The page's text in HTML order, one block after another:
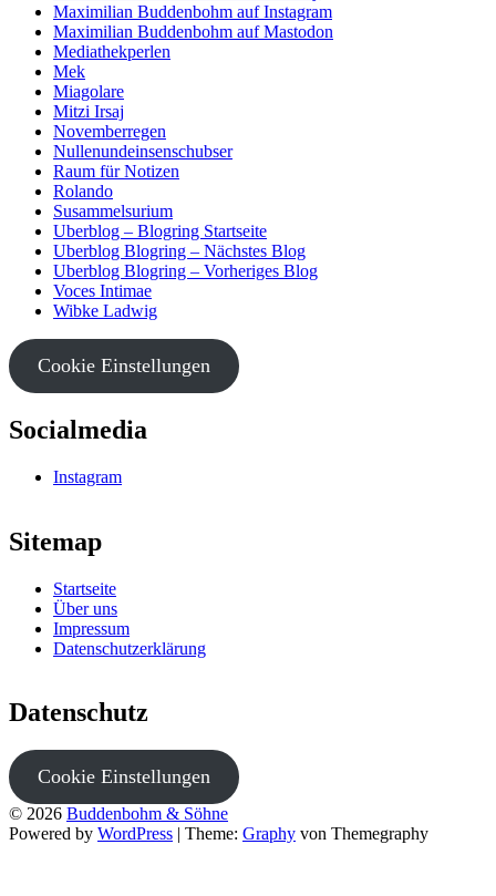
Maximilian Buddenbohm auf Instagram
Maximilian Buddenbohm auf Mastodon
Mediathekperlen
Mek
Miagolare
Mitzi Irsaj
Novemberregen
Nullenundeinsenschubser
Raum für Notizen
Rolando
Susammelsurium
Uberblog – Blogring Startseite
Uberblog Blogring – Nächstes Blog
Uberblog Blogring – Vorheriges Blog
Voces Intimae
Wibke Ladwig
Cookie Einstellungen
Socialmedia
Instagram
Sitemap
Startseite
Über uns
Impressum
Datenschutzerklärung
Datenschutz
Cookie Einstellungen
© 2026 Buddenbohm & Söhne
Powered by WordPress | Theme: Graphy von Themegraphy